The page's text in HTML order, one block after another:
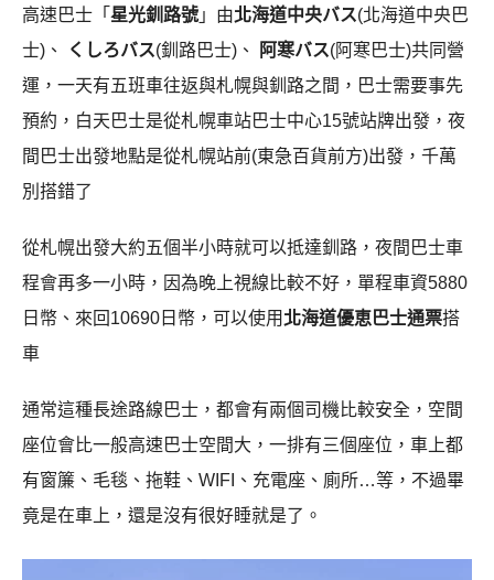
高速巴士「 星光釧路號 」由北海道中央バス(北海道中央巴
士)、
くしろバス(釧路巴士)、 阿寒バス(阿寒巴士)共同營
運，一天有五班車往返與札幌與釧路之間，巴士需要事先
預約，白天巴士是從札幌車站巴士中心15號站牌出發，夜
間巴士出發地點是從札幌站前(東急百貨前方)出發，千萬
別搭錯了
從札幌出發大約五個半小時就可以抵達釧路，夜間巴士車
程會再多一小時，因為晚上視線比較不好，單程車資5880
日幣、來回10690日幣，可以使用 北海道優恵巴士通票搭
車
通常這種長途路線巴士，都會有兩個司機比較安全，空間
座位會比一般高速巴士空間大，一排有三個座位，車上都
有窗簾、毛毯、拖鞋、WIFI、充電座、廁所…等，不過畢
竟是在車上，還是沒有很好睡就是了。